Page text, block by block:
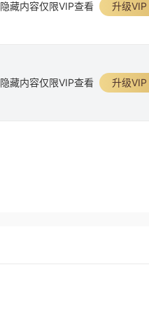
藏内容仅限VIP查看 升级VIP
藏内容仅限VIP查看 升级VIP